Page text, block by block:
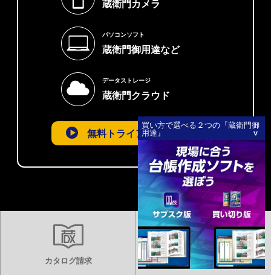
買い方で選べる２つの『蔵衛門御
用達』
蔵衛門カメラ
パソコンソフト
蔵衛門御用達など
データストレージ
蔵衛門クラウド
無料トライアルを試す
カタログ請求 まずは見積り